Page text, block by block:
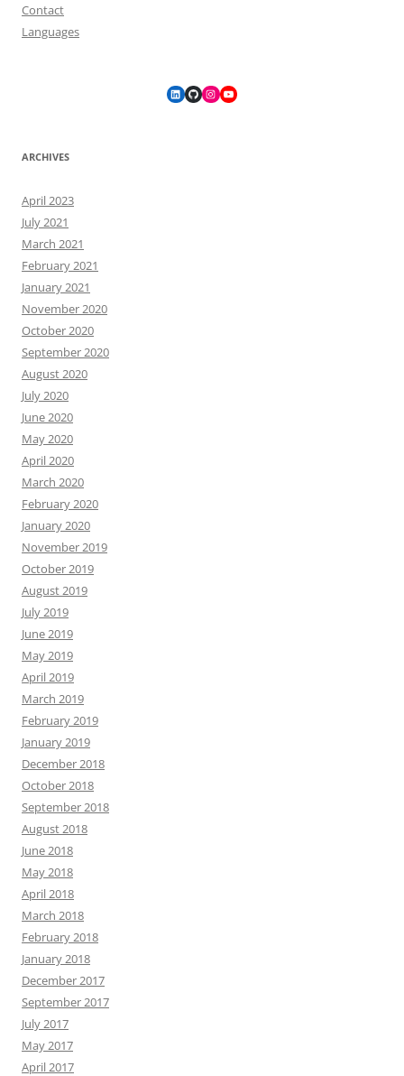
Contact
Languages
LinkedIn
GitHubInstagram
YouTube
ARCHIVES
April 2023
July 2021
March 2021
February 2021
January 2021
November 2020
October 2020
September 2020
August 2020
July 2020
June 2020
May 2020
April 2020
March 2020
February 2020
January 2020
November 2019
October 2019
August 2019
July 2019
June 2019
May 2019
April 2019
March 2019
February 2019
January 2019
December 2018
October 2018
September 2018
August 2018
June 2018
May 2018
April 2018
March 2018
February 2018
January 2018
December 2017
September 2017
July 2017
May 2017
April 2017